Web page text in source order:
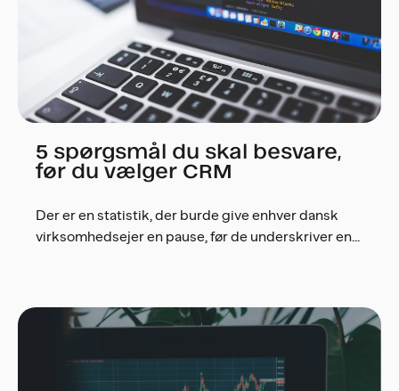
5 spørgsmål du skal besvare,
før du vælger CRM
Der er en statistik, der burde give enhver dansk
virksomhedsejer en pause, før de underskriver en...